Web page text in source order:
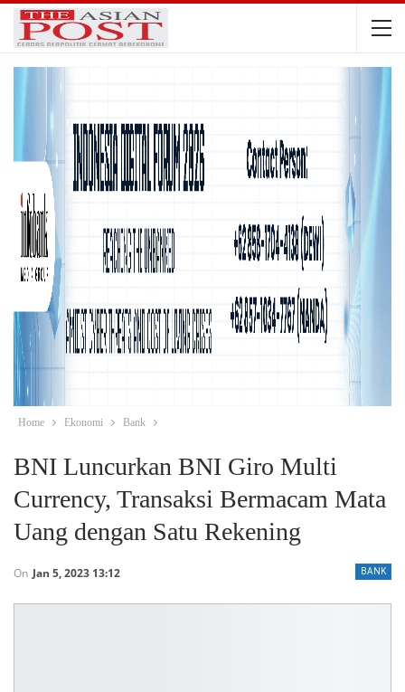
Home Ekonomi Bank
BNI Luncurkan BNI Giro Multi
Currency, Transaksi Bermacam Mata
Uang dengan Satu Rekening
BANK
On Jan 5, 2023 13:12